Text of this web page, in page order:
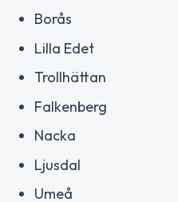
Borås
Lilla Edet
Trollhättan
Falkenberg
Nacka
Ljusdal
Umeå